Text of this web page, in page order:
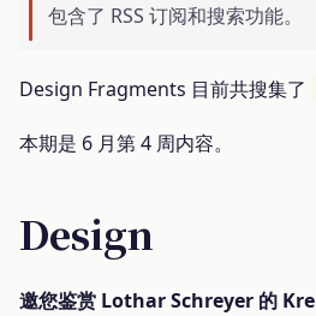
包含了 RSS 订阅和搜索功能。
Design Fragments 目前共搜集了
本期是 6 月第 4 周内容。
Design
邀您鉴赏 Lothar Schreyer 的